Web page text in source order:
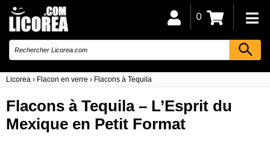
Licorea › Flacon en verre › Flacons à Tequila
0
Flacons à Tequila – L’Esprit du
Mexique en Petit Format